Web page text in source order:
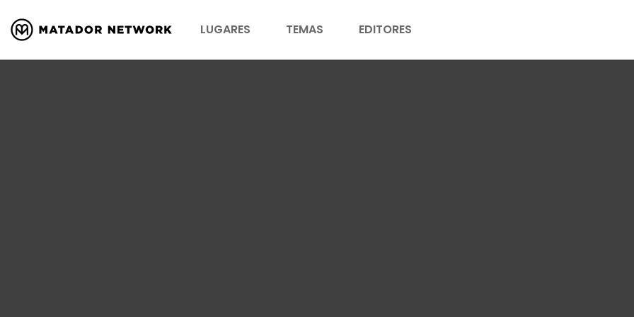
LUGARES TEMAS EDITORES